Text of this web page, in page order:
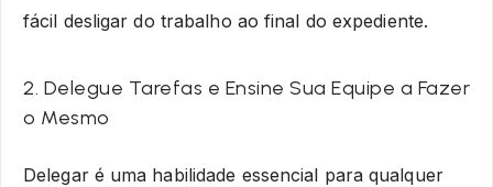
fácil desligar do trabalho ao final do expediente.
2. Delegue Tarefas e Ensine Sua Equipe a Fazer
o Mesmo
Delegar é uma habilidade essencial para qualquer